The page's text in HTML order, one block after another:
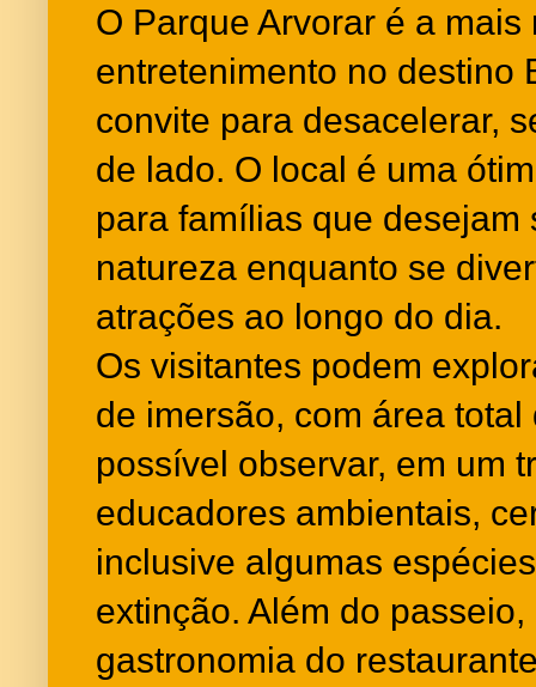
O Parque Arvorar é a
entretenimento no destino
convite para desacelerar,
de lado. O local é uma
para famílias que desejam
natureza enquanto se
atrações ao longo do dia.
Os visitantes podem
de imersão, com área total
possível observar, em um
educadores ambientais,
inclusive algumas
extinção. Além do
gastronomia do